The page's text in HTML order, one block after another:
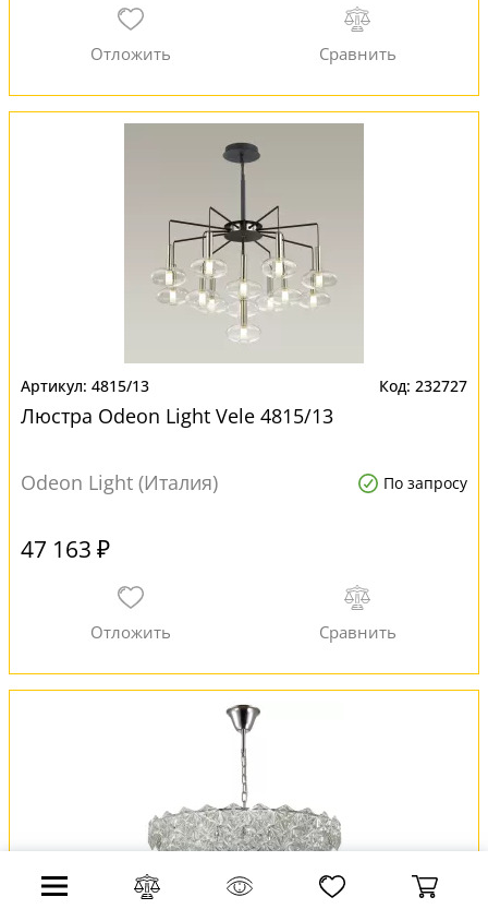
4815/13 232727
Люстра Odeon Light Vele 4815/13
Odeon Light (Италия) По запросу
47 163 ₽